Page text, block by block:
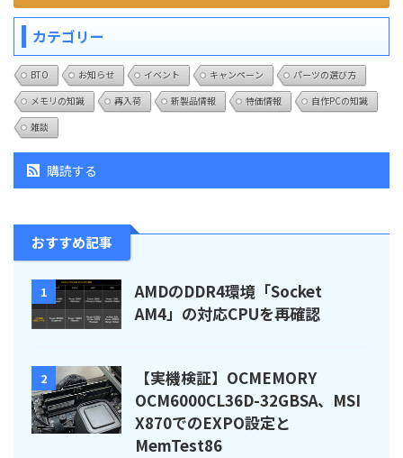
カテゴリー
BTO お知らせ イベント キャンペーン
パーツの選び方
メモリの知識
再入荷 新製品情報 特価情報
自作PCの知識
雑談
購読する
おすすめ記事
1
AMDのDDR4環境「Socket
AM4」の対応CPUを再確認
2
【実機検証】OCMEMORY
OCM6000CL36D-32GBSA、MSI
X870でのEXPO設定と
MemTest86